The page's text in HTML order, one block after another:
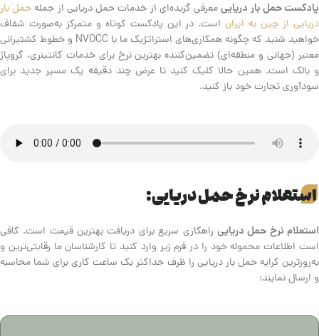
پادکست حمل بار دریاییمعرفی گزیده‌ای از خدمات حمل دریایی از جملهحمل بار
دریایی از چین به ایراناست. در این پادکست کوتاه و متمرکز به‌صورت شفاف
خواهید شنید که چگونه همکاری‌های استراتژیک ما با NVOCC و خطوط کشتیرانی
معتبر (جهانی و منطقه‌ای) تضمین‌کننده بهترین نرخ برای خدمات کانتینری، گروپاژ
و بالک است. همین حالا کلیک کنید تا عرض چند دقیقه یک مسیر جدید برای
سودآوری تجارت خود باز کنید.
استعلام نرخ حمل دریایی:
استعلام نرخ حمل دریایی راهکاری سریع برای دریافت بهترین قیمت است. کافی
است اطلاعات محموله خود را در فرم زیر وارد کنید تا کارشناسان ما رقابتی‌ترین و
به‌روزترین کرایه حمل بار دریایی را ظرف حداکثر یک ساعت کاری برای شما محاسبه
و ارسال نمایند: